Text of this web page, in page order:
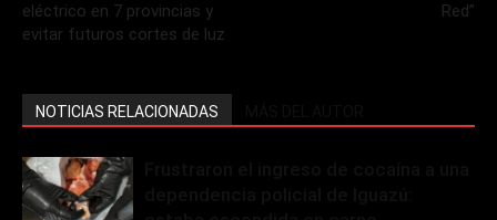
eléctrico en 7 provincias y
evitar futuros cortes de luz
Red”
NOTICIAS RELACIONADAS